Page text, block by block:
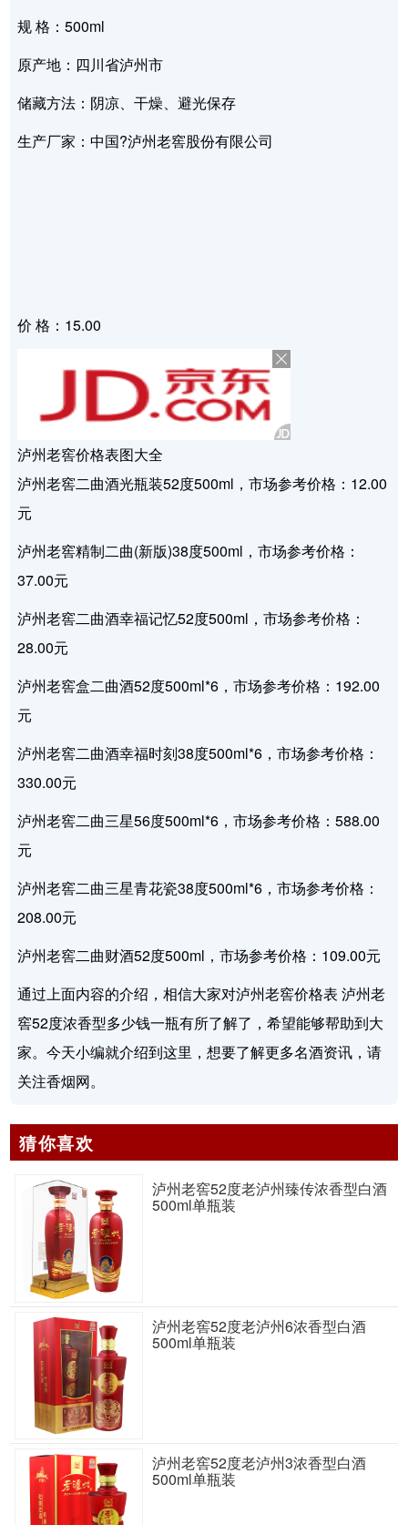
规 格：500ml
原产地：四川省泸州市
储藏方法：阴凉、干燥、避光保存
生产厂家：中国?泸州老窖股份有限公司
价 格：15.00
泸州老窖价格表图大全
泸州老窖二曲酒光瓶装52度500ml，市场参考价格：12.00
元
泸州老窖精制二曲(新版)38度500ml，市场参考价格：
37.00元
泸州老窖二曲酒幸福记忆52度500ml，市场参考价格：
28.00元
泸州老窖盒二曲酒52度500ml*6，市场参考价格：192.00
元
泸州老窖二曲酒幸福时刻38度500ml*6，市场参考价格：
330.00元
泸州老窖二曲三星56度500ml*6，市场参考价格：588.00
元
泸州老窖二曲三星青花瓷38度500ml*6，市场参考价格：
208.00元
泸州老窖二曲财酒52度500ml，市场参考价格：109.00元
通过上面内容的介绍，相信大家对泸州老窖价格表 泸州老
窖52度浓香型多少钱一瓶有所了解了，希望能够帮助到大
家。今天小编就介绍到这里，想要了解更多名酒资讯，请
关注香烟网。
猜你喜欢
泸州老窖52度老泸州臻传浓香型白酒
500ml单瓶装
泸州老窖52度老泸州6浓香型白酒
500ml单瓶装
泸州老窖52度老泸州3浓香型白酒
500ml单瓶装